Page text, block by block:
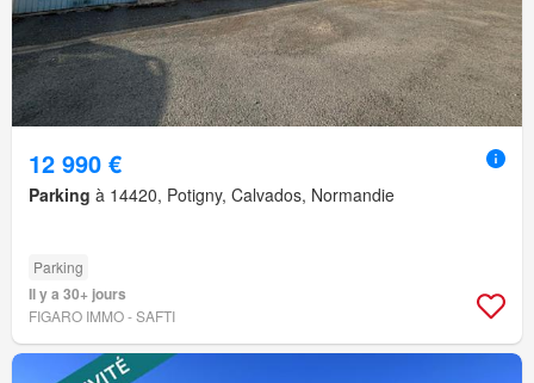
12 990 €
Parking à 14420, Potigny, Calvados, Normandie
Parking
Il y a 30+ jours
FIGARO IMMO - SAFTI